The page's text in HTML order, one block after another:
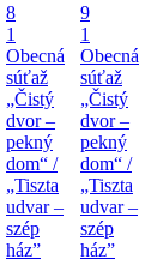
8
1
Obecná
súťaž
„Čistý
dvor –
pekný
dom“ /
„Tiszta
udvar –
szép
ház”
9
1
Obecná
súťaž
„Čistý
dvor –
pekný
dom“ /
„Tiszta
udvar –
szép
ház”